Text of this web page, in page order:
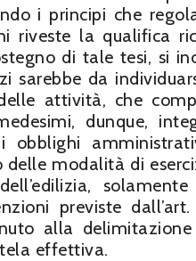
i principi che
riveste la qualifica
di tale tesi, si
sarebbe da
attività, che
dunque,
obblighi
delle modalità di
previste
alla
effettiva.